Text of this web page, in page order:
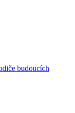
budoucích